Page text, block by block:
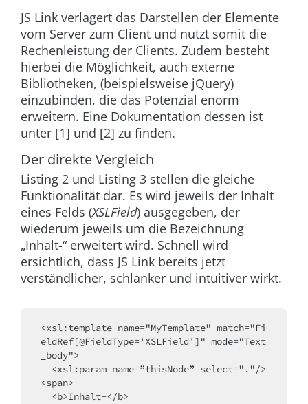
JS Link verlagert das Darstellen der Elemente
vom Server zum Client und nutzt somit die
Rechenleistung der Clients. Zudem besteht
hierbei die Möglichkeit, auch externe
Bibliotheken, (beispielsweise jQuery)
einzubinden, die das Potenzial enorm
erweitern. Eine Dokumentation dessen ist
unter [1] und [2] zu finden.
Der direkte Vergleich
Listing 2 und Listing 3 stellen die gleiche
Funktionalität dar. Es wird jeweils der Inhalt
eines Felds (XSLField) ausgegeben, der
wiederum jeweils um die Bezeichnung
„Inhalt-“ erweitert wird. Schnell wird
ersichtlich, dass JS Link bereits jetzt
verständlicher, schlanker und intuitiver wirkt.
<xsl:template name="MyTemplate" match="Fi
eldRef[@FieldType='XSLField']" mode="Text
_body">
  <xsl:param name=”thisNode” select="."/>
<span>
  <b>Inhalt-</b>